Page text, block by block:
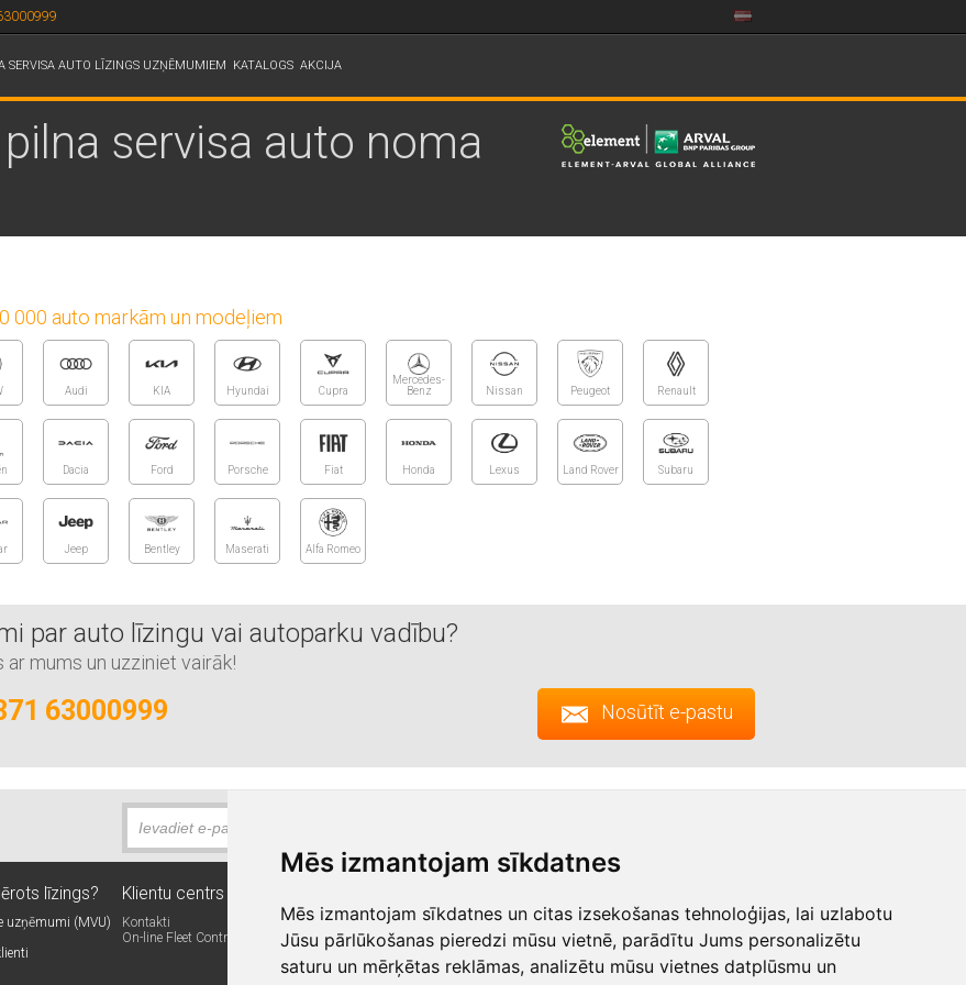
Mēs izmantojam sīkdatnes
Mēs izmantojam sīkdatnes un citas izsekošanas tehnoloģijas, lai uzlabotu
Jūsu pārlūkošanas pieredzi mūsu vietnē, parādītu Jums personalizētu
saturu un mērķētas reklāmas, analizētu mūsu vietnes datplūsmu un
SERVISA AUTO LĪZINGS UZŅĒMUMIEM KATALOGS AKCIJA
servisa auto noma
000 auto markām un modeļiem
Audi KIA Hyundai Cupra
Mercedes-
Benz
Nissan Peugeot Renault
Dacia Ford Porsche Fiat Honda Lexus Land Rover Subaru
Jeep Bentley Maserati Alfa Romeo
par auto līzingu vai autoparku vadību?
ar mums un uzziniet vairāk!
63000999 Nosūtīt e-pastu
līzings?
uzņēmumi (MVU)
Klientu centrs
Kontakti
On-line Fleet Control
Auto abonēšana
Īstermiņa auto noma
Mikroautobusu noma
Kravas busu noma